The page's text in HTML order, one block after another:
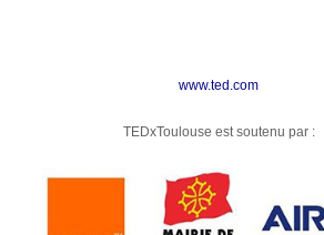
www.ted.com
TEDxToulouse est soutenu par :